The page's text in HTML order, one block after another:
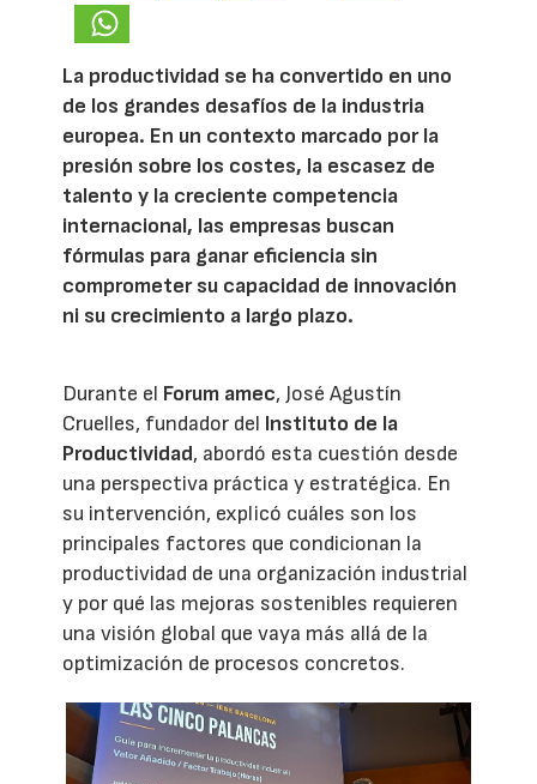
La productividad se ha convertido en uno
de los grandes desafíos de la industria
europea. En un contexto marcado por la
presión sobre los costes, la escasez de
talento y la creciente competencia
internacional, las empresas buscan
fórmulas para ganar eficiencia sin
comprometer su capacidad de innovación
ni su crecimiento a largo plazo.
Durante el Forum amec, José Agustín
Cruelles, fundador del Instituto de la
Productividad, abordó esta cuestión desde
una perspectiva práctica y estratégica. En
su intervención, explicó cuáles son los
principales factores que condicionan la
productividad de una organización industrial
y por qué las mejoras sostenibles requieren
una visión global que vaya más allá de la
optimización de procesos concretos.